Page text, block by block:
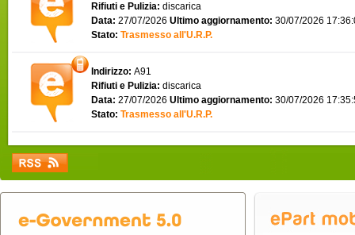
Rifiuti e Pulizia: discarica
Data: 27/07/2026 Ultimo aggiornamento: 30/07/2026
Stato: Trasmesso all'U.R.P.
Indirizzo: A91
Rifiuti e Pulizia: discarica
Data: 27/07/2026 Ultimo aggiornamento: 30/07/2026
Stato: Trasmesso all'U.R.P.